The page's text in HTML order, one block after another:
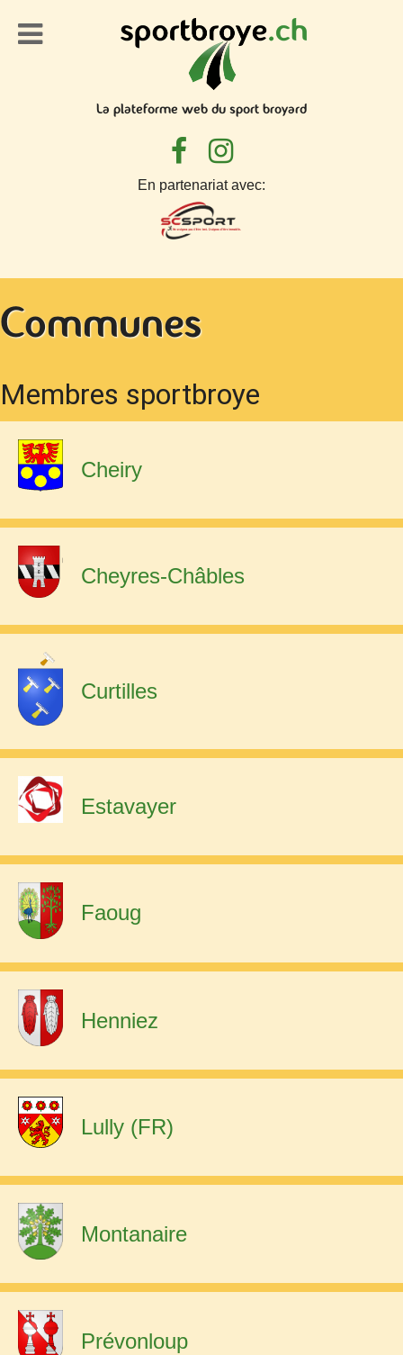
La plateforme web du sport broyard
En partenariat avec:
Communes
Membres sportbroye
Cheiry
Cheyres-Châbles
Curtilles
Estavayer
Faoug
Henniez
Lully (FR)
Montanaire
Prévonloup